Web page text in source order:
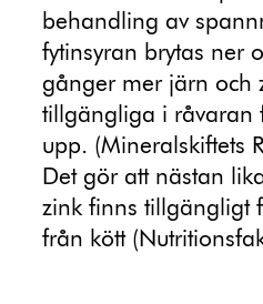
behandling av
fytinsyran brytas ner
gånger mer järn och
tillgängliga i råvaran
upp. (Mineralskiftets
Det gör att nästan
zink finns tillgängligt
från kött